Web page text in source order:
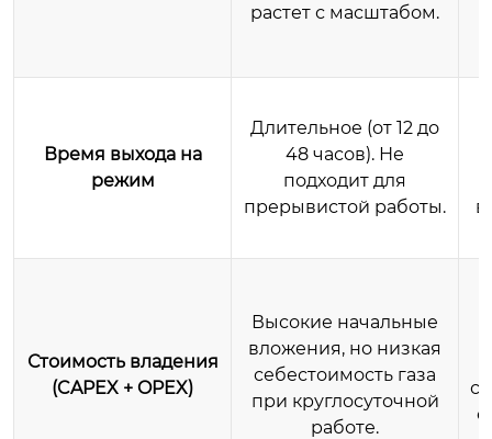
растет с масштабом.
Время выхода на
режим
Длительное (от 12 до
48 часов). Не
подходит для
прерывистой работы.
Стоимость владения
(CAPEX + OPEX)
Высокие начальные
вложения, но низкая
себестоимость газа
при круглосуточной
работе.